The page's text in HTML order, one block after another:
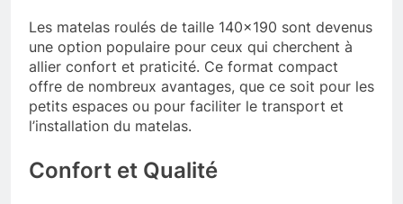
Les matelas roulés de taille 140×190 sont devenus
une option populaire pour ceux qui cherchent à
allier confort et praticité. Ce format compact
offre de nombreux avantages, que ce soit pour les
petits espaces ou pour faciliter le transport et
l’installation du matelas.
Confort et Qualité